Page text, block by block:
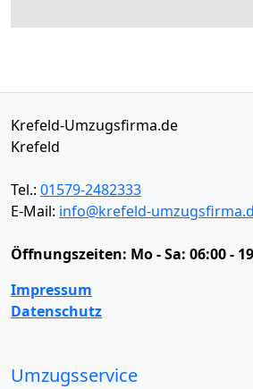
Krefeld-Umzugsfirma.de
Krefeld
Tel.: 01579-2482333
E-Mail: info@krefeld-
Öffnungszeiten: Mo - Sa: 06:00 -
Impressum
Datenschutz
Umzugsservice